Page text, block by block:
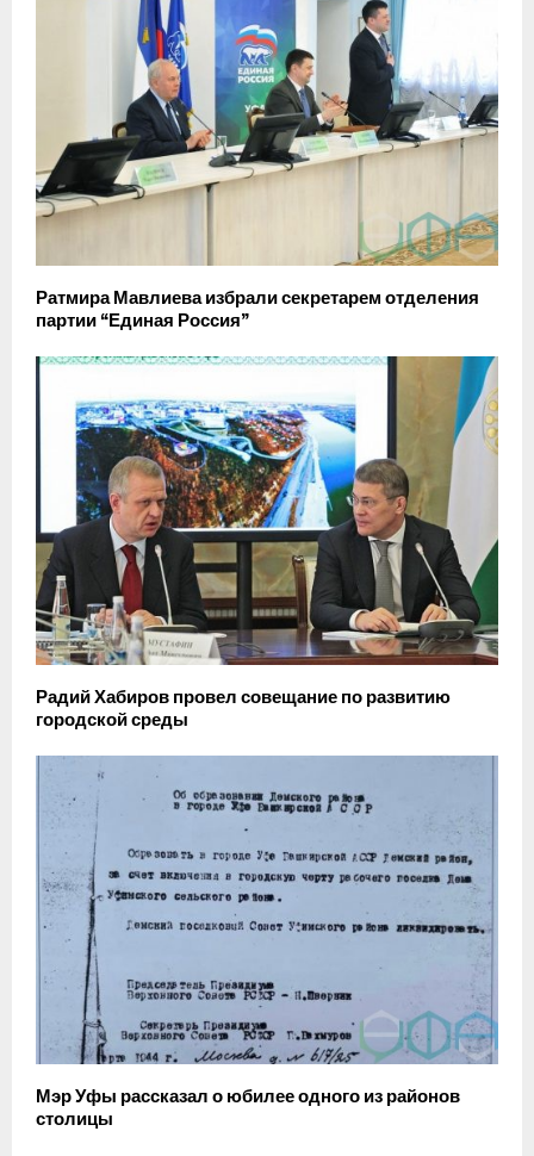
Ратмира Мавлиева избрали секретарем отделения
партии “Единая Россия”
Радий Хабиров провел совещание по развитию
городской среды
Мэр Уфы рассказал о юбилее одного из районов
столицы